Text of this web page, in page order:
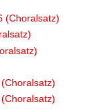
(Choralsatz)